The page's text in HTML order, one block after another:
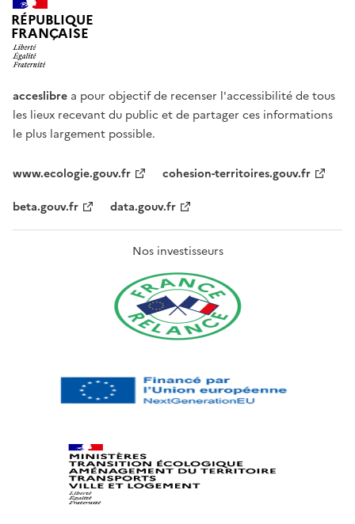
RÉPUBLIQUE
FRANÇAISE
acceslibre a pour objectif de recenser l'accessibilité de tous
les lieux recevant du public et de partager ces informations
le plus largement possible.
www.ecologie.gouv.fr
cohesion-territoires.gouv.fr
beta.gouv.fr
data.gouv.fr
Nos investisseurs